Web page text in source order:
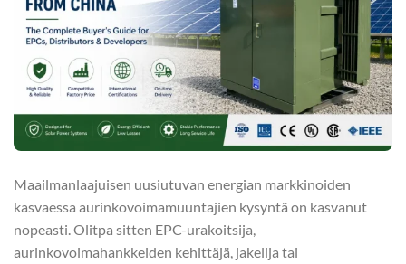
Maailmanlaajuisen uusiutuvan energian markkinoiden
kasvaessa aurinkovoimamuuntajien kysyntä on kasvanut
nopeasti. Olitpa sitten EPC-urakoitsija,
aurinkovoimahankkeiden kehittäjä, jakelija tai